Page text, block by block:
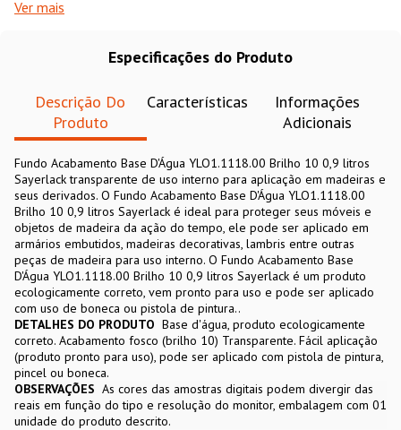
Base D'Água YLO1.1118 Brilho 10 Fosco 0,9 litros Sayerlack é um
Ver mais
Especificações do Produto
Descrição Do
Produto
Características
Informações
Adicionais
Fundo Acabamento Base D'Água YLO1.1118.00 Brilho 10 0,9 litros
Sayerlack transparente de uso interno para aplicação em madeiras e
seus derivados. O Fundo Acabamento Base D'Água YLO1.1118.00
Brilho 10 0,9 litros Sayerlack é ideal para proteger seus móveis e
objetos de madeira da ação do tempo, ele pode ser aplicado em
armários embutidos, madeiras decorativas, lambris entre outras
peças de madeira para uso interno. O Fundo Acabamento Base
D'Água YLO1.1118.00 Brilho 10 0,9 litros Sayerlack é um produto
ecologicamente correto, vem pronto para uso e pode ser aplicado
com uso de boneca ou pistola de pintura..
DETALHES DO PRODUTO Base d'água, produto ecologicamente
correto. Acabamento fosco (brilho 10) Transparente. Fácil aplicação
(produto pronto para uso), pode ser aplicado com pistola de pintura,
pincel ou boneca.
OBSERVAÇÕES As cores das amostras digitais podem divergir das
reais em função do tipo e resolução do monitor, embalagem com 01
unidade do produto descrito.